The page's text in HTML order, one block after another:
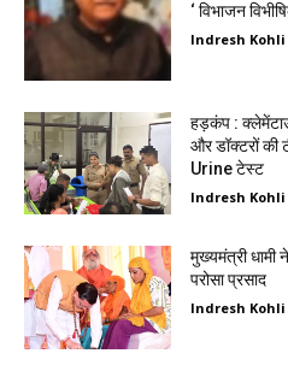
‘ विभाजन
Indresh Kohli
हड़कंप :
और डॉक्टरों की
Urine टेस्ट
Indresh Kohli
मुख्यमंत्री धामी
परोसा प्रसाद
Indresh Kohli